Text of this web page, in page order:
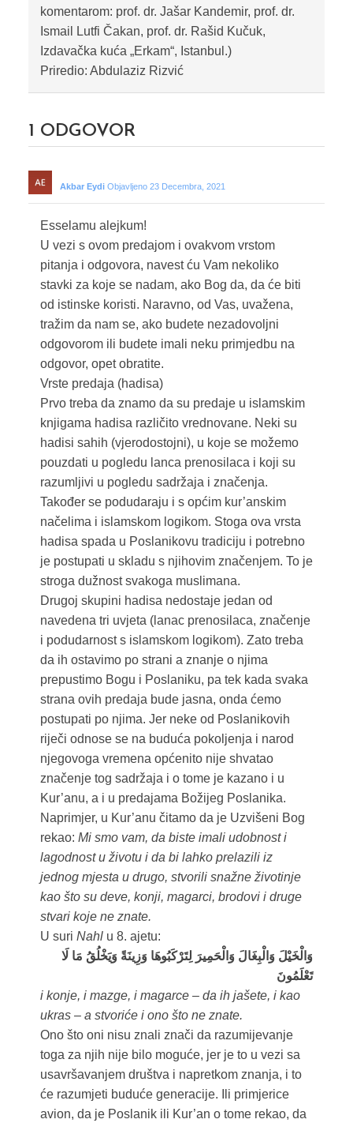
komentarom: prof. dr. Jašar Kandemir, prof. dr.
Ismail Lutfi Čakan, prof. dr. Rašid Kučuk,
Izdavačka kuća „Erkam“, Istanbul.)
Priredio: Abdulaziz Rizvić
1 ODGOVOR
Akbar Eydi Objavljeno 23 Decembra, 2021
Esselamu alejkum!
U vezi s ovom predajom i ovakvom vrstom
pitanja i odgovora, navest ću Vam nekoliko
stavki za koje se nadam, ako Bog da, da će biti
od istinske koristi. Naravno, od Vas, uvažena,
tražim da nam se, ako budete nezadovoljni
odgovorom ili budete imali neku primjedbu na
odgovor, opet obratite.
Vrste predaja (hadisa)
Prvo treba da znamo da su predaje u islamskim
knjigama hadisa različito vrednovane. Neki su
hadisi sahih (vjerodostojni), u koje se možemo
pouzdati u pogledu lanca prenosilaca i koji su
razumljivi u pogledu sadržaja i značenja.
Također se podudaraju i s općim kur’anskim
načelima i islamskom logikom. Stoga ova vrsta
hadisa spada u Poslanikovu tradiciju i potrebno
je postupati u skladu s njihovim značenjem. To je
stroga dužnost svakoga muslimana.
Drugoj skupini hadisa nedostaje jedan od
navedena tri uvjeta (lanac prenosilaca, značenje
i podudarnost s islamskom logikom). Zato treba
da ih ostavimo po strani a znanje o njima
prepustimo Bogu i Poslaniku, pa tek kada svaka
strana ovih predaja bude jasna, onda ćemo
postupati po njima. Jer neke od Poslanikovih
riječi odnose se na buduća pokoljenja i narod
njegovoga vremena općenito nije shvatao
značenje tog sadržaja i o tome je kazano i u
Kur’anu, a i u predajama Božijeg Poslanika.
Naprimjer, u Kur’anu čitamo da je Uzvišeni Bog
rekao: Mi smo vam, da biste imali udobnost i
lagodnost u životu i da bi lahko prelazili iz
jednog mjesta u drugo, stvorili snažne životinje
kao što su deve, konji, magarci, brodovi i druge
stvari koje ne znate.
U suri Nahlu 8. ajetu:
وَالْخَيْلَ وَالْبِغَالَ وَالْحَمِيرَ لِتَرْكَبُوهَا وَزِينَةً وَيَخْلُقُ مَا لَا
تَعْلَمُونَ
i konje, i mazge, i magarce – da ih jašete, i kao
ukras – a stvoriće i ono što ne znate.
Ono što oni nisu znali znači da razumijevanje
toga za njih nije bilo moguće, jer je to u vezi sa
usavršavanjem društva i napretkom znanja, i to
će razumjeti buduće generacije. Ili primjerice
avion, da je Poslanik ili Kur’an o tome rekao, da